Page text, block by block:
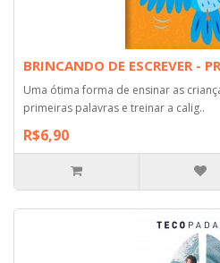
BRINCANDO DE ESCREVER -
Uma ótima forma de ensinar as
primeiras palavras e treinar a calig..
R$6,90